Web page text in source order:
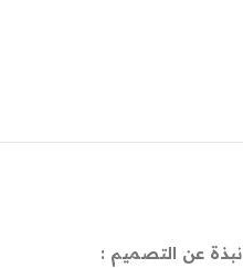
نبذة عن التصميم :